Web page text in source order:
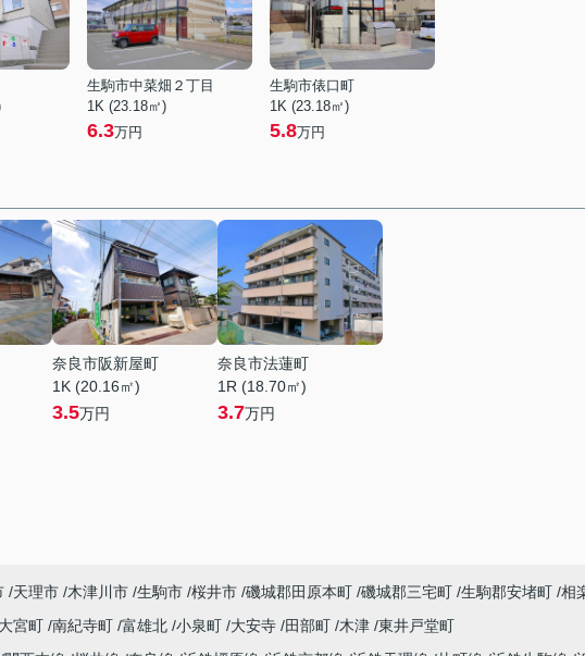
生駒市中菜畑２丁目
1K (23.18㎡)
6.3万円
生駒市俵口町
1K (23.18㎡)
5.8万円
奈良市阪新屋町
1K (20.16㎡)
3.5万円
奈良市法蓮町
1R (18.70㎡)
3.7万円
天理市 木津川市 生駒市 桜井市 磯城郡田原本町 磯城郡三宅町 生駒郡安堵町 相
大宮町 南紀寺町 富雄北 小泉町 大安寺 田部町 木津 東井戸堂町